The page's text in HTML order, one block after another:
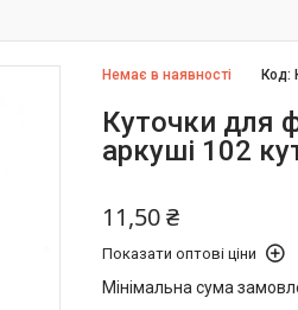
Немає в наявності Код:
Куточки для
аркуші 102
11,50 ₴
Показати оптові ціни
Мінімальна сума